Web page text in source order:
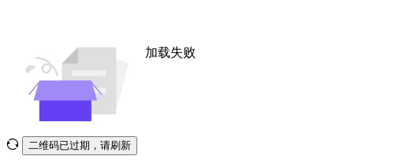
加载失败
二维码已过期，请刷新